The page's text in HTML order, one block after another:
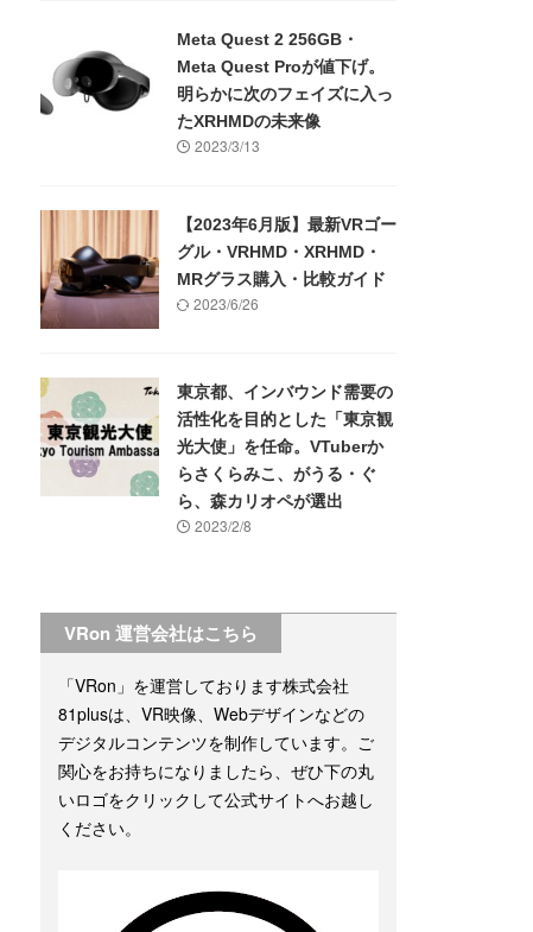
Meta Quest 2 256GB・
Meta Quest Proが値下げ。
明らかに次のフェイズに入っ
たXRHMDの未来像
2023/3/13
【2023年6月版】最新VRゴー
グル・VRHMD・XRHMD・
MRグラス購入・比較ガイド
2023/6/26
東京都、インバウンド需要の
活性化を目的とした「東京観
光大使」を任命。VTuberか
らさくらみこ、がうる・ぐ
ら、森カリオペが選出
2023/2/8
VRon 運営会社はこちら
「VRon」を運営しております株式会社
81plusは、VR映像、Webデザインなどの
デジタルコンテンツを制作しています。ご
関心をお持ちになりましたら、ぜひ下の丸
いロゴをクリックして公式サイトへお越し
ください。